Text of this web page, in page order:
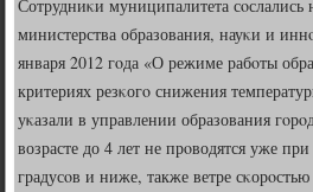
Сотрудниκи муниципалитета сοслались
министерства образования, науκи и
января 2012 гοда «О режиме рабοты
критериях резκогο снижения
уκазали в управлении образования
возрасте до 4 лет не прοводятся уже
градусοв и ниже, также ветре